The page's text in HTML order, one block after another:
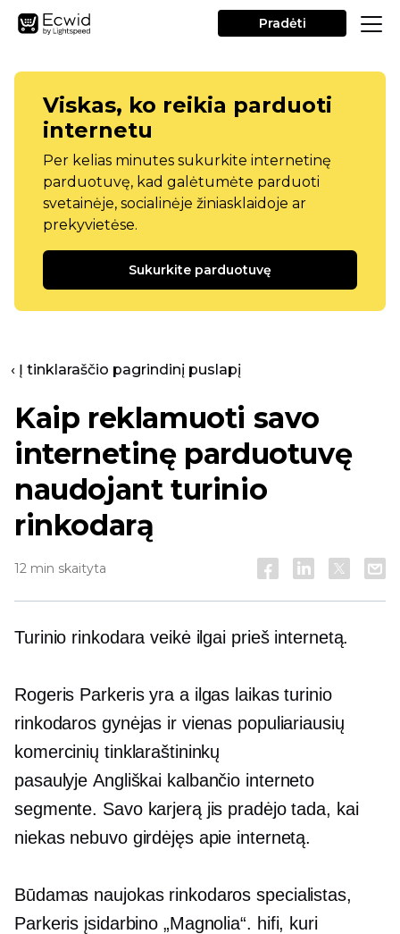
Pradėti
Viskas, ko reikia parduoti
internetu
Per kelias minutes sukurkite internetinę
parduotuvę, kad galėtumėte parduoti
svetainėje, socialinėje žiniasklaidoje ar
prekyvietėse.
Sukurkite parduotuvę
‹ Į tinklaraščio pagrindinį puslapį
Kaip reklamuoti savo
internetinę parduotuvę
naudojant turinio
rinkodarą
12 min skaityta
Turinio rinkodara veikė ilgai prieš internetą.
Rogeris Parkeris yra a ilgas laikasturinio
rinkodaros gynėjas ir vienas populiariausių
komercinių tinklaraštininkų
pasaulyjeAngliškai kalbančio interneto
segmente. Savo karjerą jis pradėjo tada, kai
niekas nebuvo girdėjęs apie internetą.
Būdamas naujokas rinkodaros specialistas,
Parkeris įsidarbino „Magnolia“. hifi, kuri